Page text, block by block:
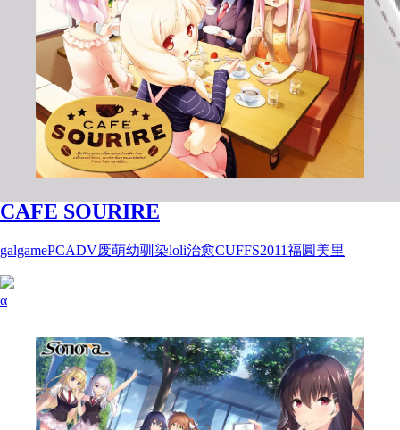
CAFE SOURIRE
galgamePCADV废萌幼驯染loli治愈CUFFS2011福圓美里
α